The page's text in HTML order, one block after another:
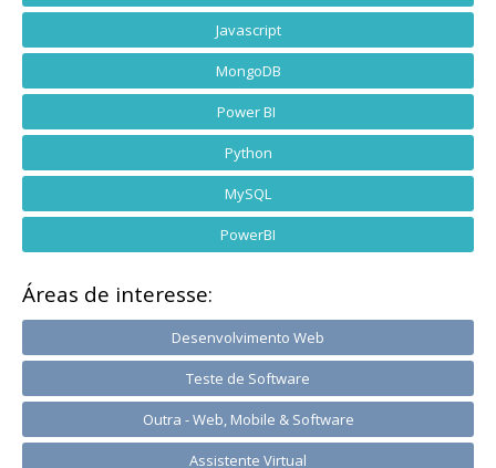
Javascript
MongoDB
Power BI
Python
MySQL
PowerBI
Áreas de interesse:
Desenvolvimento Web
Teste de Software
Outra - Web, Mobile & Software
Assistente Virtual